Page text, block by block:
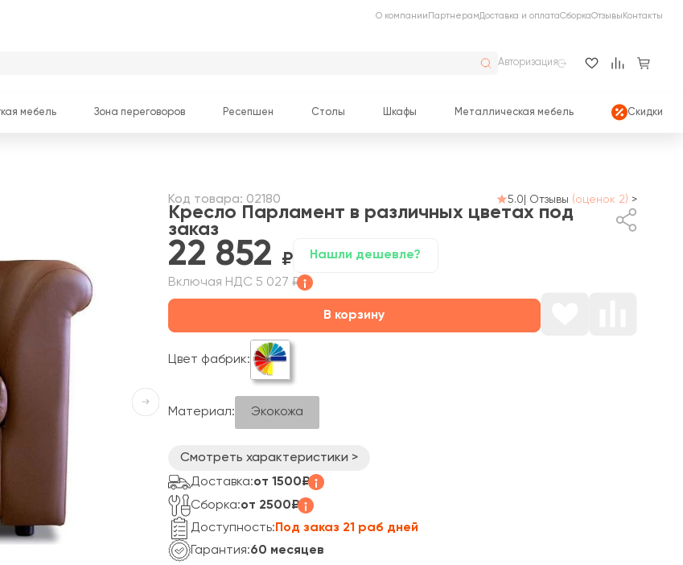
О компании ПартнерамДоставка и оплатаСборкаОтзывы Контакты
Авторизация
мебель Зона переговоров Ресепшен Столы Шкафы Металлическая мебель Скидки
Код товара: 02180 5.0 Отзывы (оценок 2) >
Кресло Парламент в различных цветах под
заказ
22 852 Нашли дешевле?
Включая НДС 5 027 ₽
В корзину
Цвет фабрик:
Материал: Экокожа
Смотреть характеристики >
Доставка:от 1500₽
Сборка:от 2500₽
Доступность: Под заказ 21 раб дней
Гарантия:60 месяцев